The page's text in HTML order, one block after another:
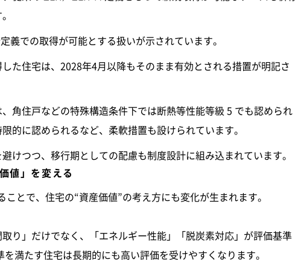
義での取得が可能とする扱いが示されています。
した住宅は、2028年4月以降もそのまま有効とされる措置が明記さ
、角住戸などの特殊構造条件下では断熱等性能等級 5 でも認められ
的に認められるなど、柔軟措置も設けられています。
けつつ、移行期としての配慮も制度設計に組み込まれています。
値」を変える
ことで、住宅の“資産価値”の考え方にも変化が生まれます。
り」だけでなく、「エネルギー性能」「脱炭素対応」が評価基準
を満たす住宅は長期的にも高い評価を受けやすくなります。